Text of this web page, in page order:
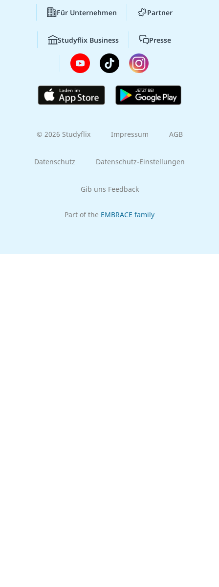
Für Unternehmen Partner
Studyflix Business Presse
© 2026 Studyflix Impressum AGB
Datenschutz Datenschutz-Einstellungen
Gib uns Feedback
Part of the EMBRACE family